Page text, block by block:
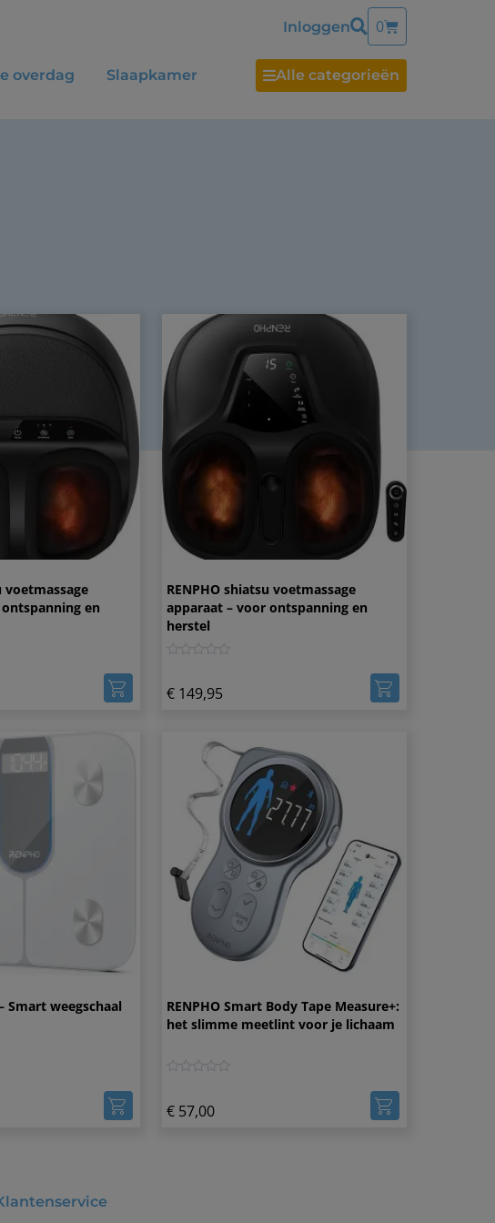
Inloggen 0
overdag Slaapkamer Alle categorieën
voetmassage
en
RENPHO shiatsu voetmassage
apparaat – voor ontspanning en
herstel
€149,95
Smart weegschaal
RENPHO Smart Body Tape Measure+:
het slimme meetlint voor je lichaam
€57,00